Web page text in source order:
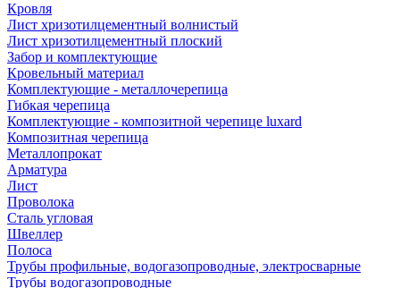
Кровля
Лист хризотилцементный волнистый
Лист хризотилцементный плоский
Забор и комплектующие
Кровельный материал
Комплектующие - металлочерепица
Гибкая черепица
Комплектующие - композитной черепице luxard
Композитная черепица
Металлопрокат
Арматура
Лист
Проволока
Сталь угловая
Швеллер
Полоса
Трубы профильные, водогазопроводные, электросварные
Трубы водогазопроводные